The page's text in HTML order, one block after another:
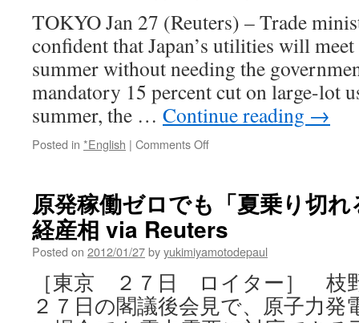
TOKYO Jan 27 (Reuters) – Trade
confident that Japan’s utilities will
summer without needing the
mandatory 15 percent cut on large-lot
summer, the … Continue reading →
Posted in *English | Comments Offon
mandatory
power
cuts
in
summer-
Asahi
via
Reuters
原発稼働ゼロでも「夏乗り切
経産相 via Reuters
Posted on 2012/01/27byyukimiyamotodepaul
［東京 ２７日 ロイター］ 枝
２７日の閣議後会見で、原子力発